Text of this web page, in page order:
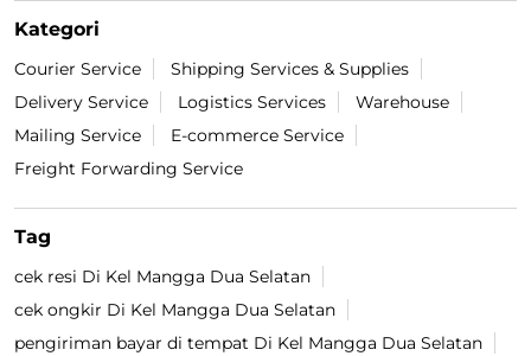
Kategori
Courier Service
Shipping Services & Supplies
Delivery Service
Logistics Services
Warehouse
Mailing Service
E-commerce Service
Freight Forwarding Service
Tag
cek resi Di Kel Mangga Dua Selatan
cek ongkir Di Kel Mangga Dua Selatan
pengiriman bayar di tempat Di Kel Mangga Dua Selatan